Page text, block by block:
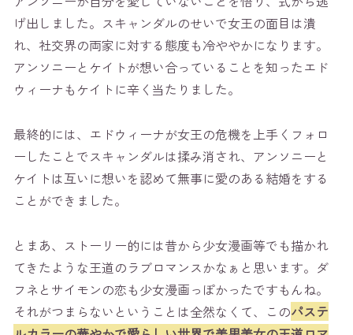
げ出しました。スキャンダルのせいで女王の面目は潰
れ、社交界の両家に対する態度も冷ややかになります。
アンソニーとケイトが想い合っていることを知ったエド
ウィーナもケイトに辛く当たりました。
最終的には、エドウィーナが女王の危機を上手くフォロ
ーしたことでスキャンダルは揉み消され、アンソニーと
ケイトは互いに想いを認めて無事に愛のある結婚をする
ことができました。
とまあ、ストーリー的には昔から少女漫画等でも描かれ
てきたような王道のラブロマンスかなぁと思います。ダ
フネとサイモンの恋も少女漫画っぽかったですもんね。
それがつまらないということは全然なくて、このパステ